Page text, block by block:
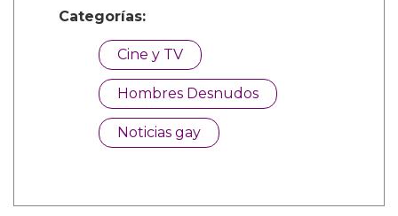
Categorías:
Cine y TV
Hombres Desnudos
Noticias gay